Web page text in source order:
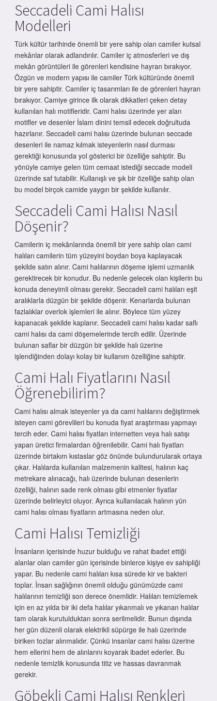
Seccadeli Cami Halısı
Modelleri
Türk kültür tarihinde önemli bir yere sahip olan camiler kutsal
mekânlar olarak adlandırılır. Camiler iç atmosferleri ve dış
mekân görüntüleri ile görenleri kendisine hayran bırakıyor.
Özgün ve modern yapısı ile camiler Türk kültüründe önemli
bir yere sahiptir. Camiler iç tasarımları ile de görenleri hayran
bırakıyor. Camiye girince ilk olarak dikkatleri çeken detay
kullanılan halı motifleridir. Cami halısı üzerinde yer alan
motifler ve desenler İslam dinini temsil edecek doğrultuda
hazırlanır. Seccadeli cami halısı üzerinde bulunan seccade
desenleri ile namaz kılmak isteyenlerin nasıl durması
gerektiği konusunda yol gösterici bir özelliğe sahiptir. Bu
yönüyle camiye gelen tüm cemaat istediği seccade modeli
üzerinde saf tutabilir. Kullanışlı ve şık bir özelliğe sahip olan
bu model birçok camide yaygın bir şekilde kullanılır.
Seccadeli Cami Halısı Nasıl
Döşenir?
Camilerin iç mekânlarında önemli bir yere sahip olan cami
halıları camilerin tüm yüzeyini boydan boya kaplayacak
şekilde satın alınır. Cami halılarının döşeme işlemi uzmanlık
gerektirecek bir konudur. Bu nedenle gelecek olan kişilerin bu
konuda deneyimli olması gerekir. Seccadeli cami halıları eşit
aralıklarla düzgün bir şekilde döşenir. Kenarlarda bulunan
fazlalıklar overlok işlemleri ile alınır. Böylece tüm yüzey
kapanacak şekilde kaplanır. Seccadeli cami halısı kadar saflı
cami halısı da cami döşemelerinde tercih edilir. Üzerinde
bulunan saflar bir düzgün bir şekilde halı üzerine
işlendiğinden dolayı kolay bir kullanım özelliğine sahiptir.
Cami Halı Fiyatlarını Nasıl
Öğrenebilirim?
Cami halısı almak isteyenler ya da cami halılarını değiştirmek
isteyen cami görevlileri bu konuda fiyat araştırması yapmayı
tercih eder. Cami halısı fiyatları internetten veya halı satışı
yapan üretici firmalardan öğrenilebilir. Cami halı fiyatları
üzerinde birtakım kıstaslar göz önünde bulundurularak ortaya
çıkar. Halılarda kullanılan malzemenin kalitesi, halının kaç
metrekare alınacağı, halı üzerinde bulunan desenlerin
özelliği, halının sade renk olması gibi etmenler fiyatlar
üzerinde belirleyici oluyor. Ayrıca kullanılacak halının yün
cami halısı olması fiyatların artmasına neden olur.
Cami Halısı Temizliği
İnsanların içerisinde huzur bulduğu ve rahat ibadet ettiği
alanlar olan camiler gün içerisinde binlerce kişiye ev sahipliği
yapar. Bu nedenle cami halıları kısa sürede kir ve bakteri
toplar. İnsan sağlığının önemli olduğu günümüzde cami
halılarının temizliği son derece önemlidir. Halıları temizlemek
için en az yılda bir iki defa halılar yıkanmalı ve yıkanan halılar
tam olarak kurutulduktan sonra serilmelidir. Bunun dışında
her gün düzenli olarak elektrikli süpürge ile halı üzerinde
biriken tozlar alınmalıdır. Çünkü insanlar cami halısı üzerine
hem ellerini hem de alınlarını koyarak ibadet ederler. Bu
nedenle temizlik konusunda titiz ve hassas davranmak
gerekir.
Göbekli Cami Halısı Renkleri